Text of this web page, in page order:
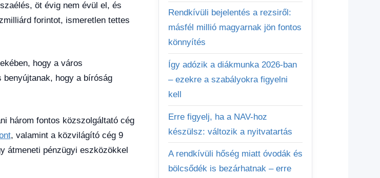
öt évig nem évül el, és
forintot, ismeretlen tettes
hogy a város
hogy a bíróság
három fontos közszolgáltató cég
, valamint a közvilágító cég 9
átmeneti pénzügyi eszközökkel
Rendkívüli bejelentés a rezsiről:
másfél millió magyarnak jön fontos
könnyítés
Így adózik a diákmunka 2026-ban
– ezekre a szabályokra figyelni
kell
Erre figyelj, ha a NAV-hoz
készülsz: változik a nyitvatartás
A rendkívüli hőség miatt óvodák és
bölcsődék is bezárhatnak – erre